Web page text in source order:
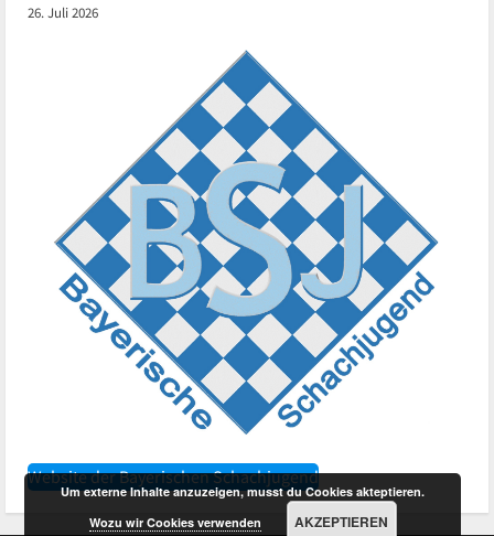
26. Juli 2026
Website der Bayerischen Schachjugend
Um externe Inhalte anzuzeigen, musst du Cookies akteptieren.
Wozu wir Cookies verwenden
AKZEPTIEREN